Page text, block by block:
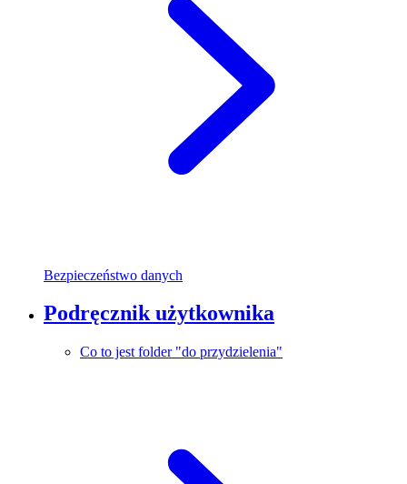
Bezpieczeństwo danych
Podręcznik użytkownika
Co to jest folder "do przydzielenia"